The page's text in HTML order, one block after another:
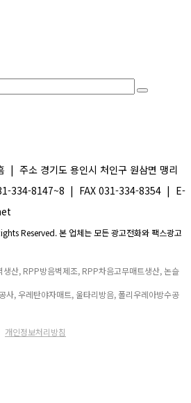
| 주소 경기도 용인시 처인구 원삼면 맹리
334-8147~8 | FAX 031-334-8354 | E-
Reserved. 본 업체는 모든 광고전화와 팩스광고
산, RPP방음벽제조, RPP차음고무매트생산, 논슬
사, 우레탄야자매트, 울타리방음, 폴리우레아방수공
개인정보처리방침